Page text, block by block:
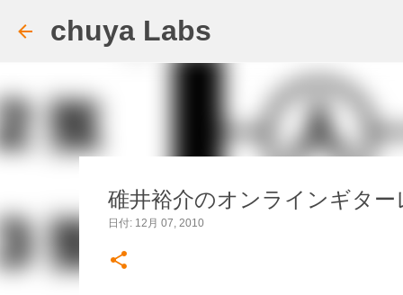
chuya Labs
碓井裕介のオンラインギター
日付: 12月 07, 2010